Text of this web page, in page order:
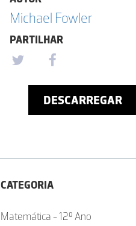
Michael Fowler
PARTILHAR
DESCARREGAR
CATEGORIA
Matemática - 12º Ano